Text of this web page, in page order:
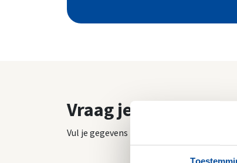
Vraag je verhuizing
Vul je gegevens in, dan weet de verhuizer